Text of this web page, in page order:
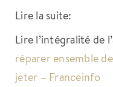
Lire la suite:
Lire l’intégralité de
réparer ensemble
jeter – Franceinfo